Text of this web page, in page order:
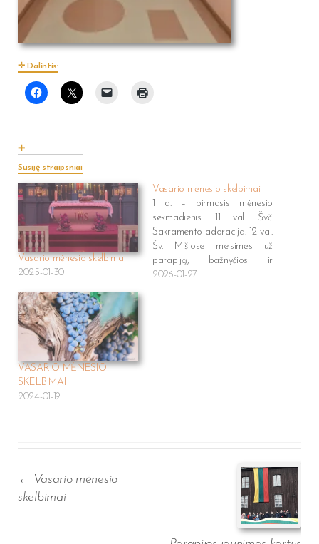
Dalintis:
Susiję straipsniai
Vasario mėnesio skelbimai
2025-01-30
Vasario mėnesio skelbimai
1 d. – pirmasis mėnesio
sekmadienis. 11 val. Švč.
Sakramento adoracija. 12 val.
Šv. Mišiose melsimės už
parapiją, bažnyčios ir
parapijos geradarius,
2026-01-27
VASARIO MĖNESIO
SKELBIMAI
2024-01-19
navigation
← Vasario mėnesio
skelbimai